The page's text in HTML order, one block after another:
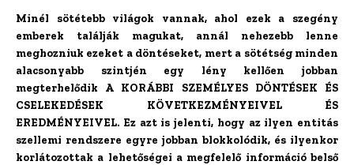
Minél sötétebb világok vannak, ahol ezek a szegény
emberek találják magukat, annál nehezebb lenne
meghozniuk ezeket a döntéseket, mert a sötétség minden
alacsonyabb szintjén egy lény kellően jobban
megterhelődik A KORÁBBI SZEMÉLYES DÖNTÉSEK ÉS
CSELEKEDÉSEK KÖVETKEZMÉNYEIVEL ÉS
EREDMÉNYEIVEL. Ez azt is jelenti, hogy az ilyen entitás
szellemi rendszere egyre jobban blokkolódik, és ilyenkor
korlátozottak a lehetőségei a megfelelő információ belső